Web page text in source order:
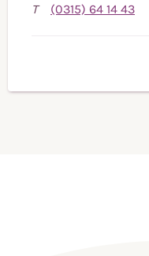
T
(0315) 64 14 43Bel
64